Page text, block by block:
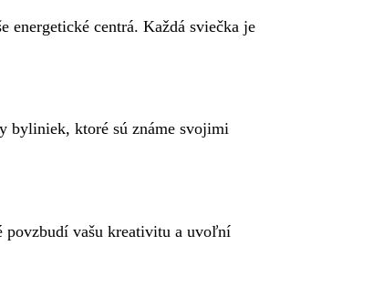
energetické centrá. Každá sviečka je
byliniek, ktoré sú známe svojimi
povzbudí vašu kreativitu a uvoľní